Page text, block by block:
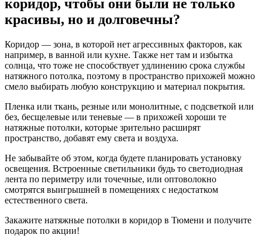
коридор, чтобы они были не только
красивы, но и долговечны?
Коридор — зона, в которой нет агрессивных факторов, как
например, в ванной или кухне. Также нет там и избытка
солнца, что тоже не способствует удлинению срока службы
натяжного потолка, поэтому в пространство прихожей можно
смело выбирать любую конструкцию и материал покрытия.
Пленка или ткань, резные или монолитные, с подсветкой или
без, бесщелевые или теневые — в прихожей хороши те
натяжные потолки, которые зрительно расширят
пространство, добавят ему света и воздуха.
Не забывайте об этом, когда будете планировать установку
освещения. Встроенные светильники будь то светодиодная
лента по периметру или точечные, или оптоволокно
смотрятся выигрышней в помещениях с недостатком
естественного света.
Закажите натяжные потолки в коридор в Тюмени и получите
подарок по акции!